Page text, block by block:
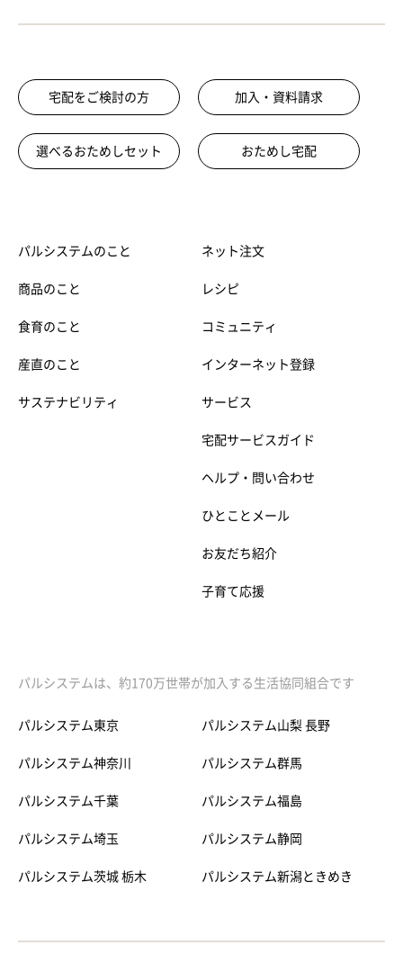
宅配をご検討の方 加入・資料請求
選べるおためしセット おためし宅配
パルシステムのこと
商品のこと
食育のこと
産直のこと
サステナビリティ
ネット注文
レシピ
コミュニティ
インターネット登録
サービス
宅配サービスガイド
ヘルプ・問い合わせ
ひとことメール
お友だち紹介
子育て応援
パルシステムは、約170万世帯が加入する生活協同組合です
パルシステム東京
パルシステム神奈川
パルシステム千葉
パルシステム埼玉
パルシステム茨城 栃木
パルシステム山梨 長野
パルシステム群馬
パルシステム福島
パルシステム静岡
パルシステム新潟ときめき